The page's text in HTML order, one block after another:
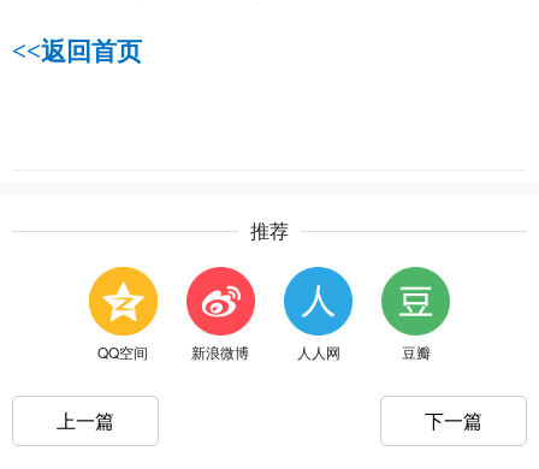
<<返回首页
推荐
QQ空间 新浪微博 人人网 豆瓣
上一篇 下一篇